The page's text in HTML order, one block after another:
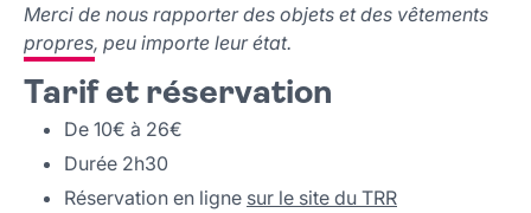
Merci de nous rapporter des objets et des vêtements
propres, peu importe leur état.
Tarif et réservation
De 10€ à 26€
Durée 2h30
Réservation en ligne sur le site du TRR